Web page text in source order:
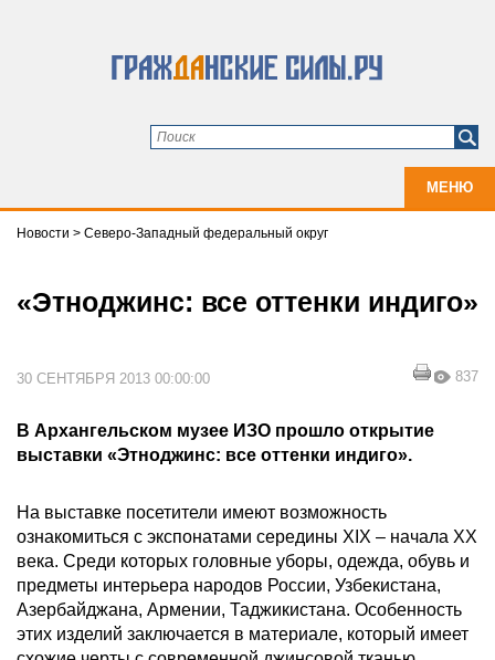
МЕНЮ
Новости > Северо-Западный федеральный округ
«Этноджинс: все оттенки индиго»
30 СЕНТЯБРЯ 2013 00:00:00 837
В Архангельском музее ИЗО прошло открытие
выставки «Этноджинс: все оттенки индиго».
На выставке посетители имеют возможность
ознакомиться с экспонатами середины XIX – начала XX
века. Среди которых головные уборы, одежда, обувь и
предметы интерьера народов России, Узбекистана,
Азербайджана, Армении, Таджикистана. Особенность
этих изделий заключается в материале, который имеет